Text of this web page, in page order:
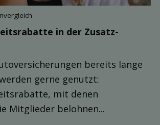
in der Zusatz­
bereits lange
gerne genutzt:
mit denen
Mitglieder belohnen...